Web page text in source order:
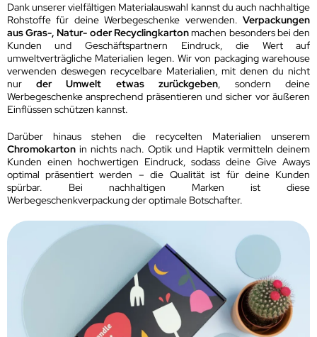
Dank unserer vielfältigen Materialauswahl kannst du auch nachhaltige
Rohstoffe für deine Werbegeschenke verwenden.Verpackungen
aus Gras-, Natur- oder Recyclingkartonmachen besonders bei den
Kunden und Geschäftspartnern Eindruck, die Wert auf
umweltverträgliche Materialien legen. Wir von packaging warehouse
verwenden deswegen recycelbare Materialien, mit denen du nicht
nur der Umwelt etwas zurückgeben, sondern deine
Werbegeschenke ansprechend präsentieren und sicher vor äußeren
Einflüssen schützen kannst.
Darüber hinaus stehen die recycelten Materialien unserem
Chromokarton in nichts nach. Optik und Haptik vermitteln deinem
Kunden einen hochwertigen Eindruck, sodass deine Give Aways
optimal präsentiert werden – die Qualität ist für deine Kunden
spürbar. Bei nachhaltigen Marken ist diese
Werbegeschenkverpackung der optimale Botschafter.